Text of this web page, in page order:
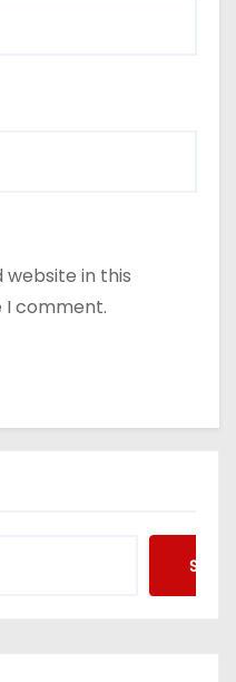
website in this
comment.